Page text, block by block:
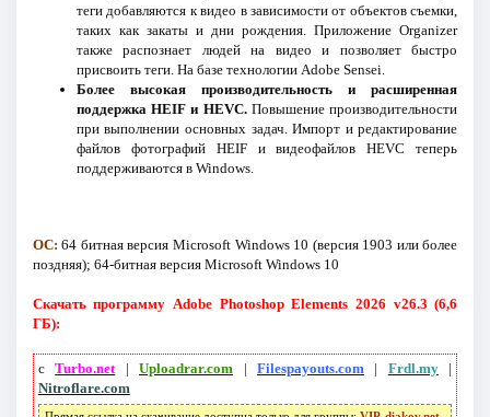
теги добавляются к видео в зависимости от объектов съемки,
таких как закаты и дни рождения. Приложение Organizer
также распознает людей на видео и позволяет быстро
присвоить теги. На базе технологии Adobe Sensei.
Более высокая производительность и расширенная
поддержка HEIF и HEVC.Повышение производительности
при выполнении основных задач. Импорт и редактирование
файлов фотографий HEIF и видеофайлов HEVC теперь
поддерживаются в Windows.
ОС: 64 битная версия Microsoft Windows 10 (версия 1903 или более
поздняя); 64-битная версия Microsoft Windows 10
Скачать программу Adobe Photoshop Elements 2026 v26.3 (6,6
ГБ):
сTurbo.net |Uploadrar.com | Filespayouts.com | Frdl.my|
Nitroflare.com